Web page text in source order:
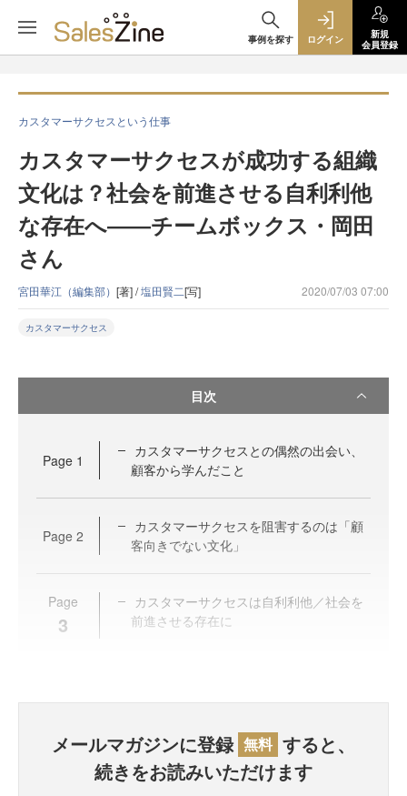
事例を探す ログイン
新規
会員登録
カスタマーサクセスという仕事
カスタマーサクセスが成功する組織
文化は？社会を前進させる自利利他
な存在へ――チームボックス・岡田
さん
宮田華江（編集部） [著] /塩田賢二[写] 2020/07/03 07:00
カスタマーサクセス
目次
Page 1
カスタマーサクセスとの偶然の出会い、
顧客から学んだこと
Page 2
カスタマーサクセスを阻害するのは「顧
客向きでない文化」
Page
3
カスタマーサクセスは自利利他／社会を
前進させる存在に
メールマガジンに登録 無料 すると、
続きをお読みいただけます